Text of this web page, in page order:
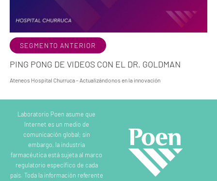
SEGMENTO ANTERIOR
PING PONG DE VIDEOS CON EL DR. GOLDMAN
Ateneos Hospital Churruca - Actualizándonos en la innovación
Laboratorio Poen asume que
Internet es un medio de
comunicación global; sin
embargo, la industria
farmacéutica está sujeta al marco
regulatorio específico de cada
país. Toda la información referente